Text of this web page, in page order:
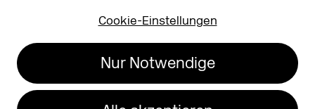
Nutzung findest Du in unserer
Cookie-Einstellungen
Nur Notwendige
Impressum
Datenschutz
Erklärung zur
Barrierefreiheit